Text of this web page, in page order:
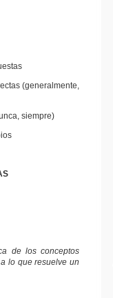
(generalmente,
siempre)
de los conceptos
lo que resuelve un